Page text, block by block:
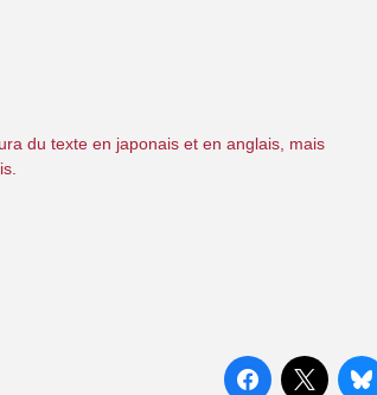
du texte en japonais et en anglais, mais